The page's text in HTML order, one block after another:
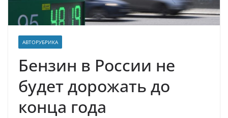
АВТОРУБРИКА
Бензин в России не
будет дорожать до
конца года